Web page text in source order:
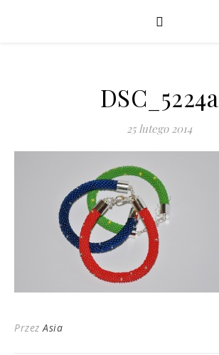
DSC_5224a
25 lutego 2014
PrzezAsia